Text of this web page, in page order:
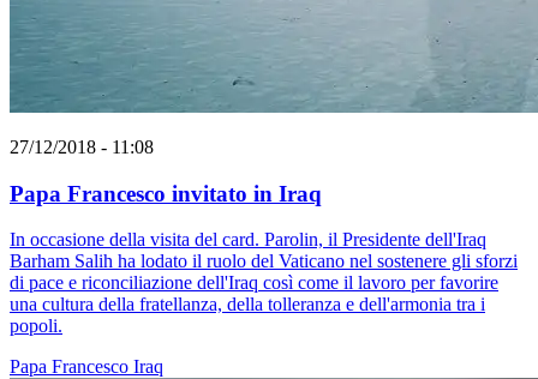
27/12/2018 - 11:08
Papa Francesco invitato in Iraq
In occasione della visita del card. Parolin, il Presidente dell'Iraq
Barham Salih ha lodato il ruolo del Vaticano nel sostenere gli sforzi
di pace e riconciliazione dell'Iraq così come il lavoro per favorire
una cultura della fratellanza, della tolleranza e dell'armonia tra i
popoli.
Papa Francesco Iraq